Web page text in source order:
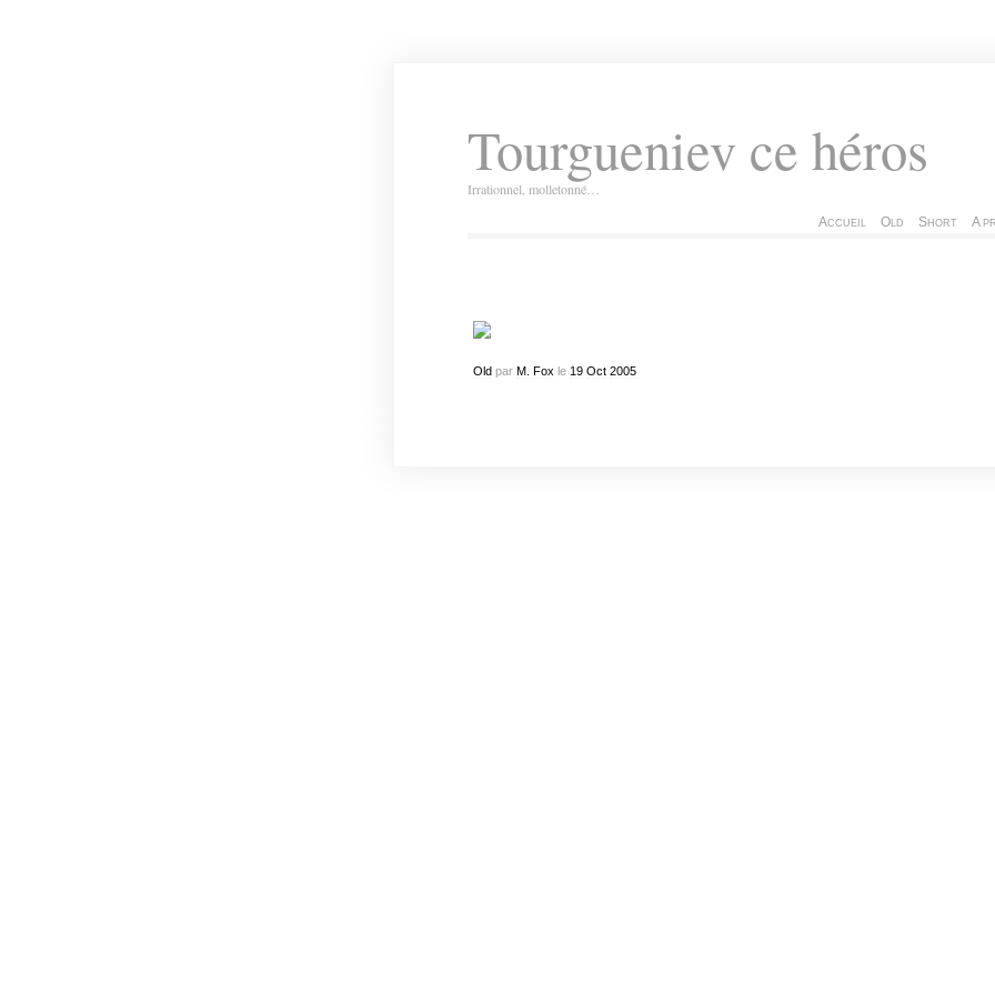
Tourgueniev ce héros
Irrationnel, molletonné…
Accueil Old Short A
Oldpar M. Fox le 19 Oct 2005